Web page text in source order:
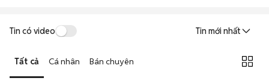
Tin có video Tin mới nhất
Tất cả Cá nhân Bán chuyên